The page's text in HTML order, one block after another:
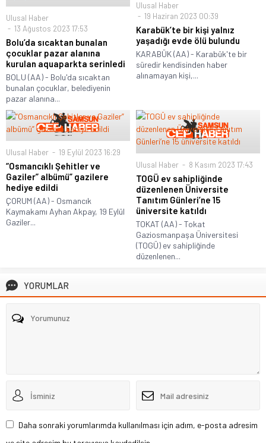
Ulusal Haber
13 Ağustos 2023 17:53
Bolu’da sıcaktan bunalan
çocuklar pazar alanına
kurulan aquaparkta serinledi
BOLU (AA) - Bolu'da sıcaktan
bunalan çocuklar, belediyenin
pazar alanına...
Ulusal Haber
19 Haziran 2023 00:39
Karabük’te bir kişi yalnız
yaşadığı evde ölü bulundu
KARABÜK (AA) - Karabük'te bir
süredir kendisinden haber
alınamayan kişi,...
Ulusal Haber 19 Eylül 2023 16:29
“Osmancıklı Şehitler ve
Gaziler” albümü” gazilere
hediye edildi
ÇORUM (AA) - Osmancık
Kaymakamı Ayhan Akpay, 19 Eylül
Gaziler...
Ulusal Haber 8 Kasım 2023 17:43
TOGÜ ev sahipliğinde
düzenlenen Üniversite
Tanıtım Günleri’ne 15
üniversite katıldı
TOKAT (AA) - Tokat
Gaziosmanpaşa Üniversitesi
(TOGÜ) ev sahipliğinde
düzenlenen...
YORUMLAR
Daha sonraki yorumlarımda kullanılması için adım, e-posta adresim